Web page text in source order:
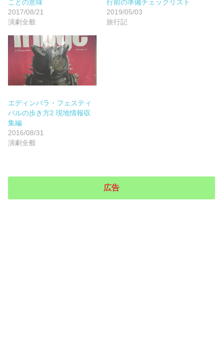
ことの意味
2017/08/21
演劇全般
行前の準備チェックリスト
2019/05/03
旅行記
エディンバラ・フェスティ
バルの歩き方2 現地情報収
集編
2016/08/31
演劇全般
広告